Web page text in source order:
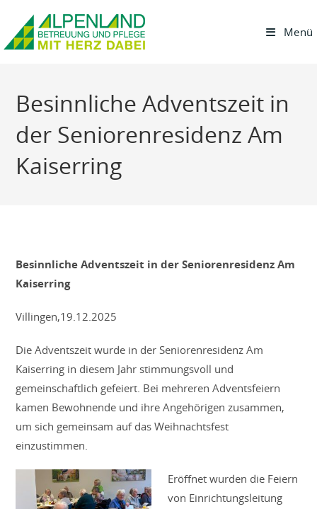
Menü
Besinnliche Adventszeit in
der Seniorenresidenz Am
Kaiserring
Besinnliche Adventszeit in der Seniorenresidenz Am
Kaiserring
Villingen,19.12.2025
Die Adventszeit wurde in der Seniorenresidenz Am
Kaiserring in diesem Jahr stimmungsvoll und
gemeinschaftlich gefeiert. Bei mehreren Adventsfeiern
kamen Bewohnende und ihre Angehörigen zusammen,
um sich gemeinsam auf das Weihnachtsfest
einzustimmen.
Eröffnet wurden die Feiern
von Einrichtungsleitung